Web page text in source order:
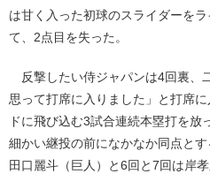
は甘く入った初球のスライダーを
て、2点目を失った。
反撃したい侍ジャパンは4回裏、
思って打席に入りました」と打席
ドに飛び込む3試合連続本塁打を
細かい継投の前になかなか同点と
田口麗斗（巨人）と6回と7回は岸